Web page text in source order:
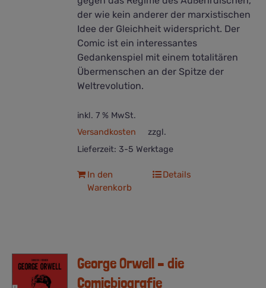
der wie kein anderer der marxistischen
Idee der Gleichheit widerspricht. Der
Comic ist ein interessantes
Gedankenspiel mit einem totalitären
Übermenschen an der Spitze der
Weltrevolution.
inkl. 7 % MwSt.
zzgl.
Versandkosten
Lieferzeit: 3-5 Werktage
In den
Warenkorb
Details
George Orwell – die
Comicbiografie